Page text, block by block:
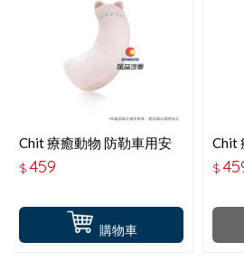
購物車
Chit 療癒動物 防勒車用安
全帶枕-粉貓咪 HG-SB-02
$459
Chit
全
$